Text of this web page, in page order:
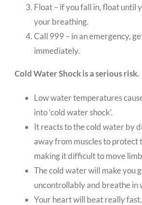
Float – if you fall in, float until
your breathing.
Call 999 – in an emergency,
immediately.
Cold Water Shock is a serious risk.
Low water temperatures
into ‘cold water shock’.
It reacts to the cold water by
away from muscles to protect
making it difficult to move
The cold water will make you
uncontrollably and breathe in
Your heart will beat really fast,